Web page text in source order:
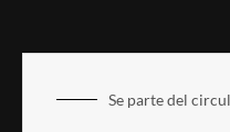
Se parte del